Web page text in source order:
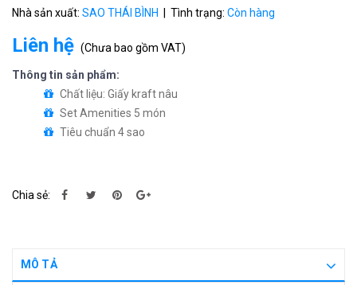
Nhà sản xuất: SAO THÁI BÌNH | Tình trạng: Còn hàng
Liên hệ (Chưa bao gồm VAT)
Thông tin sản phẩm:
Chất liệu: Giấy kraft nâu
Set Amenities 5 món
Tiêu chuẩn 4 sao
Chia sẻ:
MÔ TẢ